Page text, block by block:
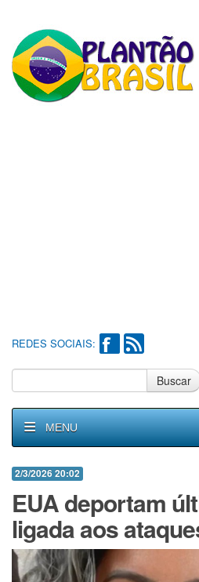
REDES SOCIAIS:
Buscar
MENU
2/3/2026 20:02
EUA deportam
ligada aos